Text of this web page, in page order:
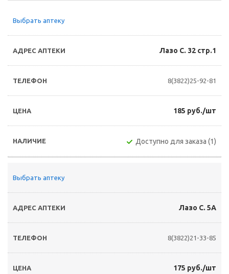
Выбрать аптеку
Лазо С. 32 стр.1
8(3822)25-92-81
185 руб./шт
Доступно для заказа (1)
Выбрать аптеку
Лазо С. 5А
8(3822)21-33-85
175 руб./шт